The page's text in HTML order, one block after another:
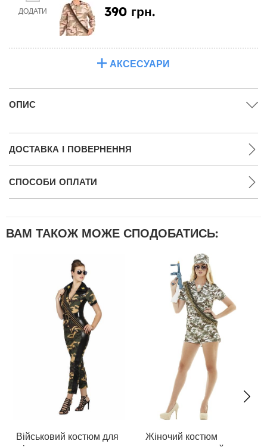
ДОДАТИ 390 грн.
АКСЕСУАРИ
ОПИС
ДОСТАВКА І ПОВЕРНЕННЯ
СПОСОБИ ОПЛАТИ
ВАМ ТАКОЖ МОЖЕ СПОДОБАТИСЬ:
Військовий костюм для
Жіночий костюм